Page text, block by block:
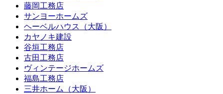
藤岡工務店
サンヨーホームズ
ヘーベルハウス（大阪）
カヤノキ建設
谷垣工務店
古田工務店
ヴィンテージホームズ
福島工務店
三井ホーム（大阪）